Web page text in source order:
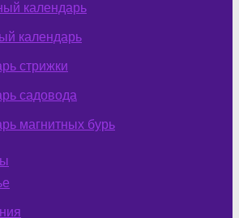
календарь
календарь
стрижки
садовода
магнитных бурь